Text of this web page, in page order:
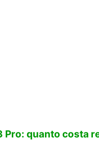
Pro: quanto costa